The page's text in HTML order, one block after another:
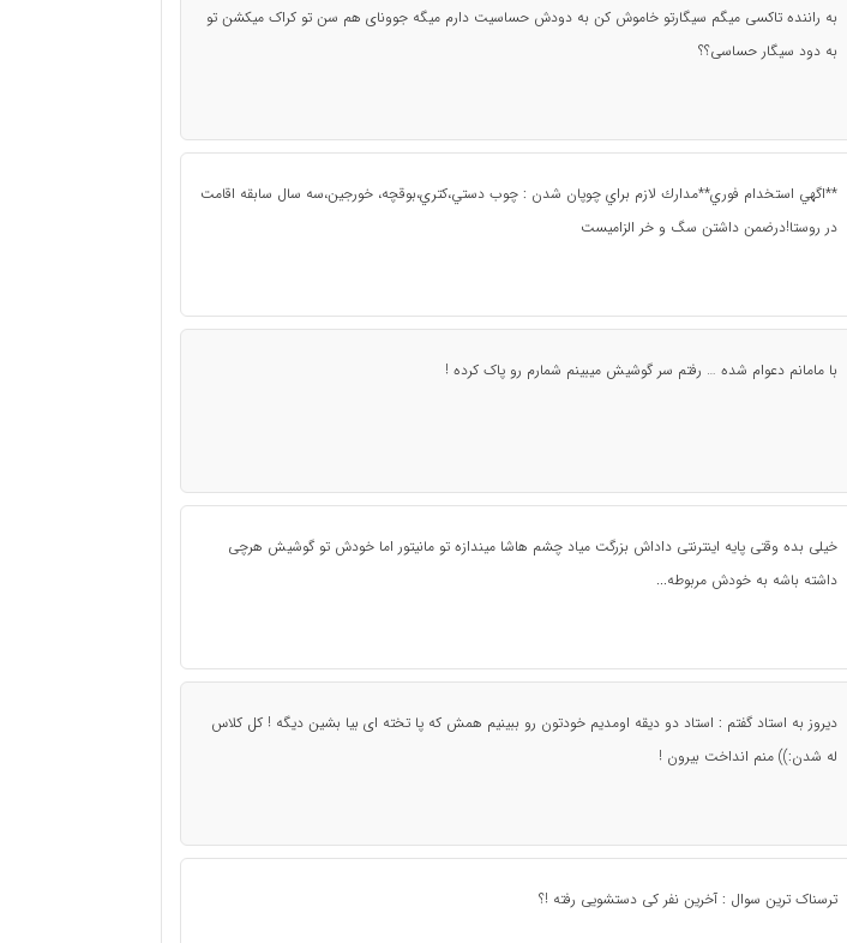
به راننده تاکسی میگم سیگارتو خاموش کن به دودش حساسیت دارم میگه جوونای هم سن تو کراک میکشن تو
به دود سیگار حساسی؟؟
**اگهي استخدام فوري** مدارك لازم براي چوپان شدن : چوب دستي،كتري،بوقچه، خورجين،سه سال سابقه اقامت
در روستا!درضمن داشتن سگ و خر الزاميست
با مامانم دعوام شده … رفتم سر گوشیش میبینم شمارم رو پاک کرده !
خیلی بده وقتی پایه اینترنتی داداش بزرگت میاد چشم هاشا میندازه تو مانیتور اما خودش تو گوشیش هرچی
داشته باشه به خودش مربوطه...
دیروز به استاد گفتم : استاد دو دیقه اومدیم خودتون رو ببینیم همش که پا تخته ای بیا بشین دیگه ! کل کلاس
له شدن:)) منم انداخت بیرون !
ترسناک ترین سوال : آخرین نفر کی دستشویی رفته !؟